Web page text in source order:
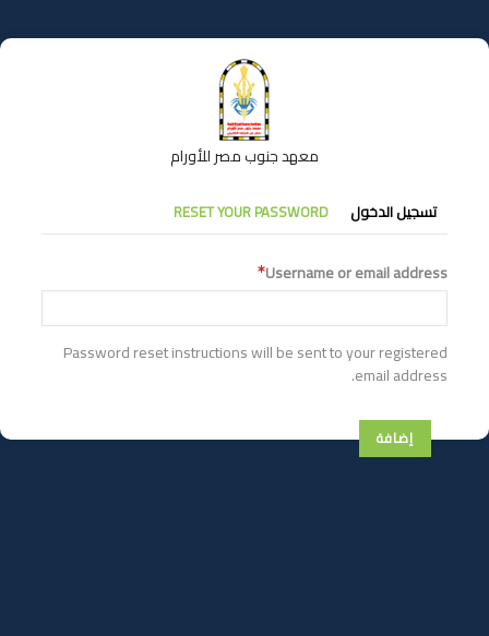
إلى
المحتوى
معهد جنوب مصر للأورام
التبويبات
الأساسية
تسجيل الدخول RESET YOUR PASSWORD
Username or email address
Password reset instructions will be sent to your registered
email address.